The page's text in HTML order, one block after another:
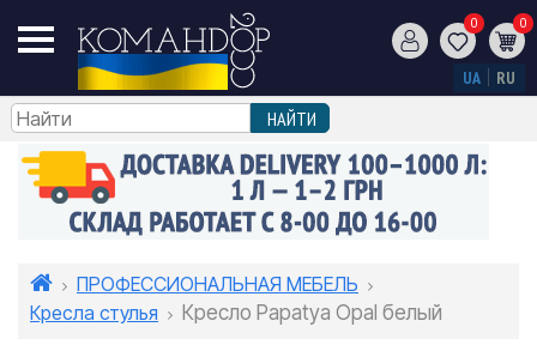
0 0
UA RU
ПРОФЕССИОНАЛЬНАЯ МЕБЕЛЬ
Кресла стулья
Кресло Papatya Opal белый